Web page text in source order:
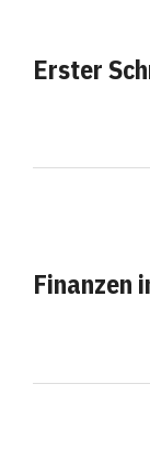
Erster
Finanzen